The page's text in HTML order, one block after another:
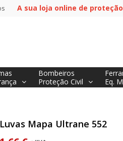
A sua loja online de proteção
Bombeiros
Proteção Civil
Eq.
Luvas Mapa Ultrane 552